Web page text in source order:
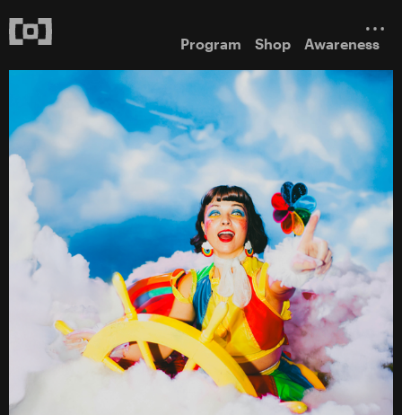
Program Shop Awareness